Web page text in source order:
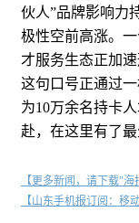
伙人”品牌影响力
极性空前高涨。
才服务生态正加
这句口号正通过
为10万余名持卡
赴，在这里有了
【更多新闻，请下载"
【山东手机报订阅：移